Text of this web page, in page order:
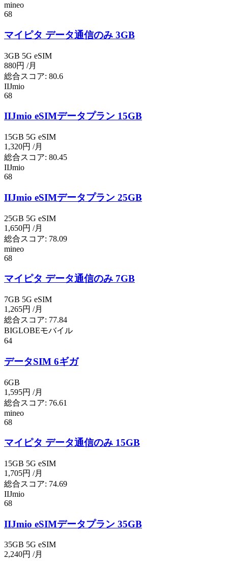
mineo
68
マイピタ データ通信のみ 3GB
3GB 5G eSIM
880円 /月
総合スコア: 80.6
IIJmio
68
IIJmio eSIMデータプラン 15GB
15GB 5G eSIM
1,320円 /月
総合スコア: 80.45
IIJmio
68
IIJmio eSIMデータプラン 25GB
25GB 5G eSIM
1,650円 /月
総合スコア: 78.09
mineo
68
マイピタ データ通信のみ 7GB
7GB 5G eSIM
1,265円 /月
総合スコア: 77.84
BIGLOBEモバイル
64
データSIM 6ギガ
6GB
1,595円 /月
総合スコア: 76.61
mineo
68
マイピタ データ通信のみ 15GB
15GB 5G eSIM
1,705円 /月
総合スコア: 74.69
IIJmio
68
IIJmio eSIMデータプラン 35GB
35GB 5G eSIM
2,240円 /月